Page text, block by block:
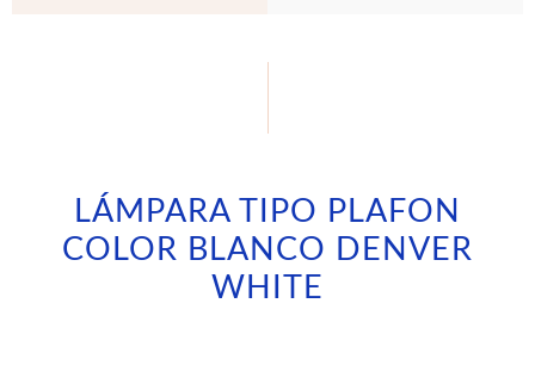
LÁMPARA TIPO PLAFON
COLOR BLANCO DENVER
WHITE